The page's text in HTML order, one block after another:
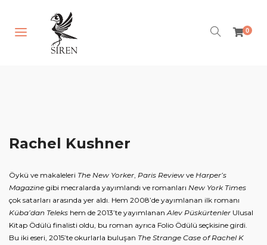
Anasayfa
Yazarlar
Notlar
İletişim
"Ne Varsa Kitaplarda Var"
0
Rachel Kushner
Öykü ve makaleleri The New Yorker, Paris Review ve Harper’s
Magazine gibi mecralarda yayımlandı ve romanları New York Times
çok satarları arasında yer aldı. Hem 2008’de yayımlanan ilk romanı
Küba’dan Teleks hem de 2013’te yayımlananAlev Püskürtenler Ulusal
Kitap Ödülü finalisti oldu, bu roman ayrıca Folio Ödülü seçkisine girdi.
Bu iki eseri, 2015’te okurlarla buluşan The Strange Case of Rachel K